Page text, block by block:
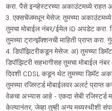
करा. पैसे इन्व्हेस्टरच्या अकाउंटमध्ये राहत
3. एक्सचेंजमधून मेसेज: तुमच्या अकाउंटमध्ये
तुमचा मोबाईल नंबर/ईमेल ID अपडेट करा.
तुमच्या ट्रान्झॅक्शनची माहिती प्राप्त करा.
4. डिपॉझिटरीकडून मेसेज: अ) तुमच्या
डिपॉझिटरी सहभागीसह तुमचा मोबाईल
दिवशी CDSL कडून थेट तुमच्या डिमॅट
तुमच्या रजिस्टर्ड मोबाईलवर अलर्ट प्राप्त
वेळचा अभ्यास आहे - एकदा सेबी रजिस्टर्ड
केल्यानंतर, जेव्हा तुम्ही अन्य मध्यस्थीशी